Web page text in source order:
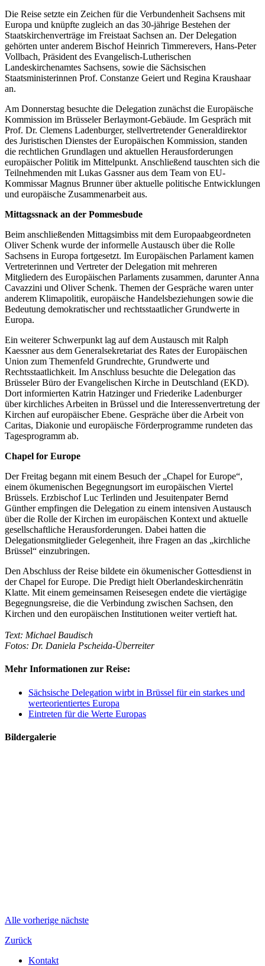
Die Reise setzte ein Zeichen für die Verbundenheit Sachsens mit
Europa und knüpfte zugleich an das 30-jährige Bestehen der
Staatskirchenverträge im Freistaat Sachsen an. Der Delegation
gehörten unter anderem Bischof Heinrich Timmerevers, Hans-Peter
Vollbach, Präsident des Evangelisch-Lutherischen
Landeskirchenamtes Sachsens, sowie die Sächsischen
Staatsministerinnen Prof. Constanze Geiert und Regina Kraushaar
an.
Am Donnerstag besuchte die Delegation zunächst die Europäische
Kommission im Brüsseler Berlaymont-Gebäude. Im Gespräch mit
Prof. Dr. Clemens Ladenburger, stellvertretender Generaldirektor
des Juristischen Dienstes der Europäischen Kommission, standen
die rechtlichen Grundlagen und aktuellen Herausforderungen
europäischer Politik im Mittelpunkt. Anschließend tauschten sich die
Teilnehmenden mit Lukas Gassner aus dem Team von EU-
Kommissar Magnus Brunner über aktuelle politische Entwicklungen
und europäische Zusammenarbeit aus.
Mittagssnack an der Pommesbude
Beim anschließenden Mittagsimbiss mit dem Europaabgeordneten
Oliver Schenk wurde der informelle Austausch über die Rolle
Sachsens in Europa fortgesetzt. Im Europäischen Parlament kamen
Vertreterinnen und Vertreter der Delegation mit mehreren
Mitgliedern des Europäischen Parlaments zusammen, darunter Anna
Cavazzini und Oliver Schenk. Themen der Gespräche waren unter
anderem Klimapolitik, europäische Handelsbeziehungen sowie die
Bedeutung demokratischer und rechtsstaatlicher Grundwerte in
Europa.
Ein weiterer Schwerpunkt lag auf dem Austausch mit Ralph
Kaessner aus dem Generalsekretariat des Rates der Europäischen
Union zum Themenfeld Grundrechte, Grundwerte und
Rechtsstaatlichkeit. Im Anschluss besuchte die Delegation das
Brüsseler Büro der Evangelischen Kirche in Deutschland (EKD).
Dort informierten Katrin Hatzinger und Friederike Ladenburger
über kirchliches Arbeiten in Brüssel und die Interessenvertretung der
Kirchen auf europäischer Ebene. Gespräche über die Arbeit von
Caritas, Diakonie und europäische Förderprogramme rundeten das
Tagesprogramm ab.
Chapel for Europe
Der Freitag begann mit einem Besuch der „Chapel for Europe“,
einem ökumenischen Begegnungsort im europäischen Viertel
Brüssels. Erzbischof Luc Terlinden und Jesuitenpater Bernd
Günther empfingen die Delegation zu einem intensiven Austausch
über die Rolle der Kirchen im europäischen Kontext und aktuelle
gesellschaftliche Herausforderungen. Dabei hatten die
Delegationsmitglieder Gelegenheit, ihre Fragen an das „kirchliche
Brüssel“ einzubringen.
Den Abschluss der Reise bildete ein ökumenischer Gottesdienst in
der Chapel for Europe. Die Predigt hielt Oberlandeskirchenrätin
Klatte. Mit einem gemeinsamen Reisesegen endete die viertägige
Begegnungsreise, die die Verbindung zwischen Sachsen, den
Kirchen und den europäischen Institutionen weiter vertieft hat.
Text: Michael Baudisch
Fotos: Dr. Daniela Pscheida-Überreiter
Mehr Informationen zur Reise:
Sächsische Delegation wirbt in Brüssel für ein starkes und
werteorientiertes Europa
Eintreten für die Werte Europas
Bildergalerie
Alle vorherige nächste
Zurück
Kontakt